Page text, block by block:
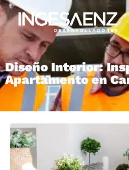
Diseño Interior:
Apartamento en